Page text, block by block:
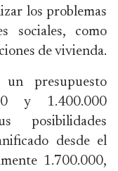
los problemas
sociales, como
de vivienda.
presupuesto
y 1.400.000
posibilidades
desde el
1.700.000,